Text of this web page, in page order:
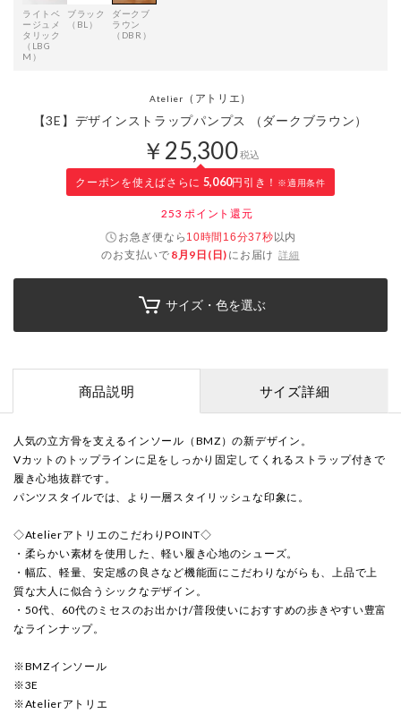
ライトベ
ージュメ
タリック
（LBG
M）
ブラック
（BL）
ダークブ
ラウン
（DBR）
Atelier （アトリエ）
【3E】デザインストラップパンプス （ダークブラウン）
￥25,300税込
クーポンを使えばさらに 5,060円引き！ ※適用条件
253 ポイント還元
お急ぎ便なら 10時間16分37秒以内
のお支払いで 8月9日(日) にお届け 詳細
サイズ・色を選ぶ
商品説明 サイズ詳細
人気の立方骨を支えるインソール（BMZ）の新デザイン。
Vカットのトップラインに足をしっかり固定してくれるストラップ付きで
履き心地抜群です。
パンツスタイルでは、より一層スタイリッシュな印象に。
◇AtelierアトリエのこだわりPOINT◇
・柔らかい素材を使用した、軽い履き心地のシューズ。
・幅広、軽量、安定感の良さなど機能面にこだわりながらも、上品で上
質な大人に似合うシックなデザイン。
・50代、60代のミセスのお出かけ/普段使いにおすすめの歩きやすい豊富
なラインナップ。
※BMZインソール
※3E
※Atelierアトリエ